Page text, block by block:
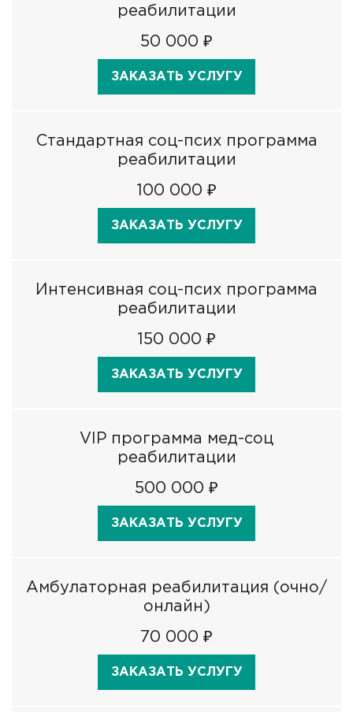
реабилитации
50 000 ₽
ЗАКАЗАТЬ УСЛУГУ
Стандартная соц-псих программа
реабилитации
100 000 ₽
ЗАКАЗАТЬ УСЛУГУ
Интенсивная соц-псих программа
реабилитации
150 000 ₽
ЗАКАЗАТЬ УСЛУГУ
VIP программа мед-соц
реабилитации
500 000 ₽
ЗАКАЗАТЬ УСЛУГУ
Амбулаторная реабилитация (очно/
онлайн)
70 000 ₽
ЗАКАЗАТЬ УСЛУГУ